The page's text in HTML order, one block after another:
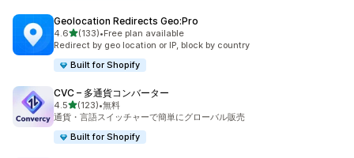
Geolocation Redirects Geo:Pro
4.65つ星中
(133)
合計レビュー数：133件
•Free plan available
Redirect by geo location or IP, block by country
Built for Shopify
CVC – 多通貨コンバーター
4.55つ星中
(123)
合計レビュー数：123件
•無料
通貨・言語スイッチャーで簡単にグローバル販売
Built for Shopify